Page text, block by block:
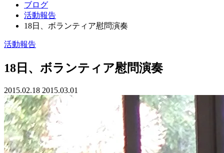
ブログ
活動報告
18日、ボランティア慰問演奏
活動報告
18日、ボランティア慰問演奏
2015.02.18 2015.03.01